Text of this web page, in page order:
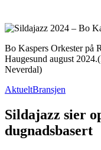
Bo Kaspers Orkester på
Haugesund august 2024.
Neverdal)
AktueltBransjen
Sildajazz sier
dugnadsbasert